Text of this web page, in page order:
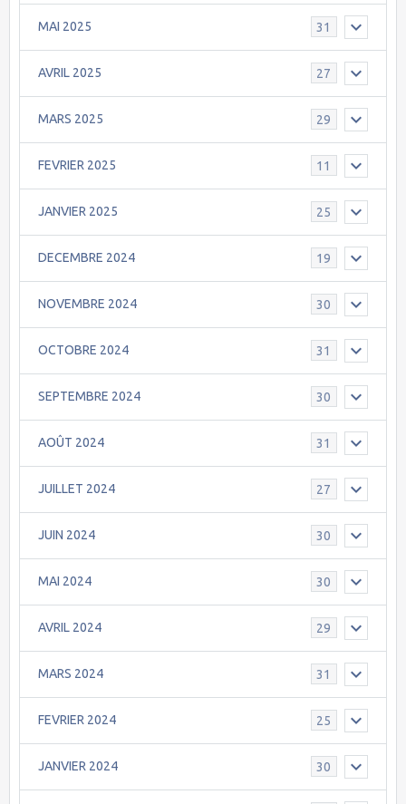
MAI 2025 31
AVRIL 2025 27
MARS 2025 29
FEVRIER 2025 11
JANVIER 2025 25
DECEMBRE 2024 19
NOVEMBRE 2024 30
OCTOBRE 2024 31
SEPTEMBRE 2024 30
AOÛT 2024 31
JUILLET 2024 27
JUIN 2024 30
MAI 2024 30
AVRIL 2024 29
MARS 2024 31
FEVRIER 2024 25
JANVIER 2024 30